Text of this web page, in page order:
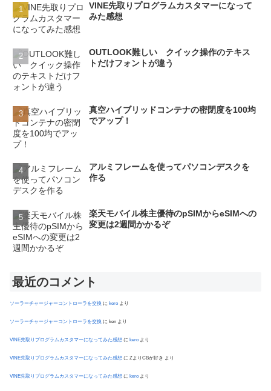
VINE先取りプログラムカスタマーになって
みた感想
OUTLOOK難しい クイック操作のテキス
トだけフォントが違う
真空ハイブリッドコンテナの密閉度を100均
でアップ！
アルミフレームを使ってパソコンデスクを
作る
楽天モバイル株主優待のpSIMからeSIMへの
変更は2週間かかるぞ
最近のコメント
ソーラーチャージャーコントローラを交換 に kero より
ソーラーチャージャーコントローラを交換 に ken より
VINE先取りプログラムカスタマーになってみた感想 に kero より
VINE先取りプログラムカスタマーになってみた感想 に ZよりCBが好き より
VINE先取りプログラムカスタマーになってみた感想 に kero より